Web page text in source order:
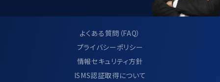
当社は、個人情報管理規程の見直し及び
改善を継続的に行います。
9.サイト利用について
よくある質問（FAQ）
プライバシーポリシー
情報セキュリティ方針
ISMS認証取得について